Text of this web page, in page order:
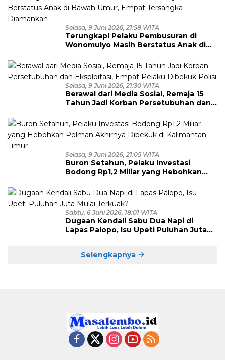
Selasa, 9 Juni 2026, 21:58 WITA
Terungkap! Pelaku Pembusuran di
Wonomulyo Masih Berstatus Anak di
Diamankan
Selasa, 9 Juni 2026, 21:30 WITA
Berawal dari Media Sosial, Remaja 15
Tahun Jadi Korban Persetubuhan dan
Polisi
Selasa, 9 Juni 2026, 21:05 WITA
Buron Setahun, Pelaku Investasi
Bodong Rp1,2 Miliar yang Hebohkan
Kalimantan Timur
Sabtu, 6 Juni 2026, 18:01 WITA
Dugaan Kendali Sabu Dua Napi di
Lapas Palopo, Isu Upeti Puluhan Juta
Selengkapnya